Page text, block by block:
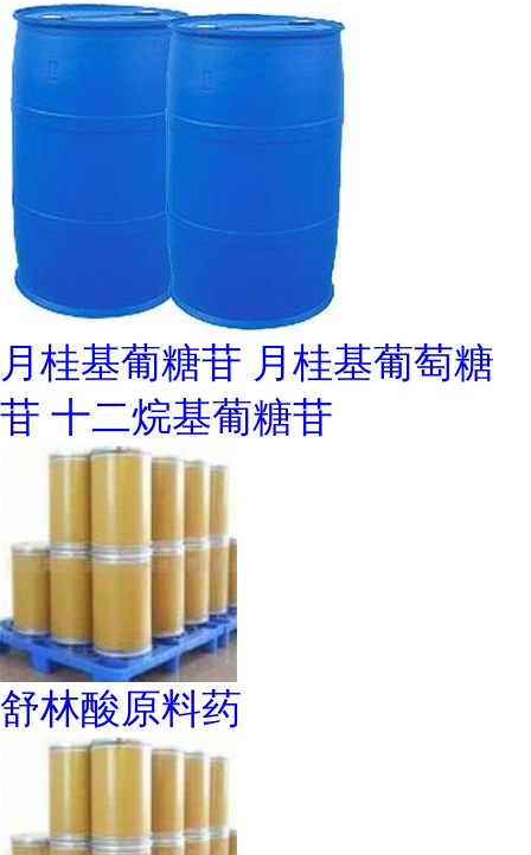
月桂基葡糖苷 月桂基葡萄糖
苷 十二烷基葡糖苷
舒林酸原料药